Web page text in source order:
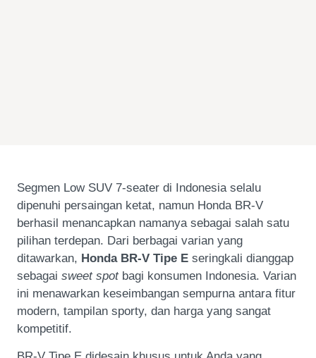
Segmen Low SUV 7-seater di Indonesia selalu
dipenuhi persaingan ketat, namun Honda BR-V
berhasil menancapkan namanya sebagai salah satu
pilihan terdepan. Dari berbagai varian yang
ditawarkan, Honda BR-V Tipe E seringkali dianggap
sebagai sweet spotbagi konsumen Indonesia. Varian
ini menawarkan keseimbangan sempurna antara fitur
modern, tampilan sporty, dan harga yang sangat
kompetitif.